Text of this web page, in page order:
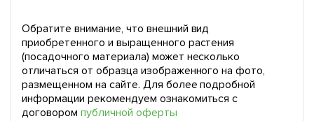
Обратите внимание, что внешний вид
приобретенного и выращенного растения
(посадочного материала) может несколько
отличаться от образца изображенного на фото,
размещенном на сайте. Для более подробной
информации рекомендуем ознакомиться с
договором публичной оферты